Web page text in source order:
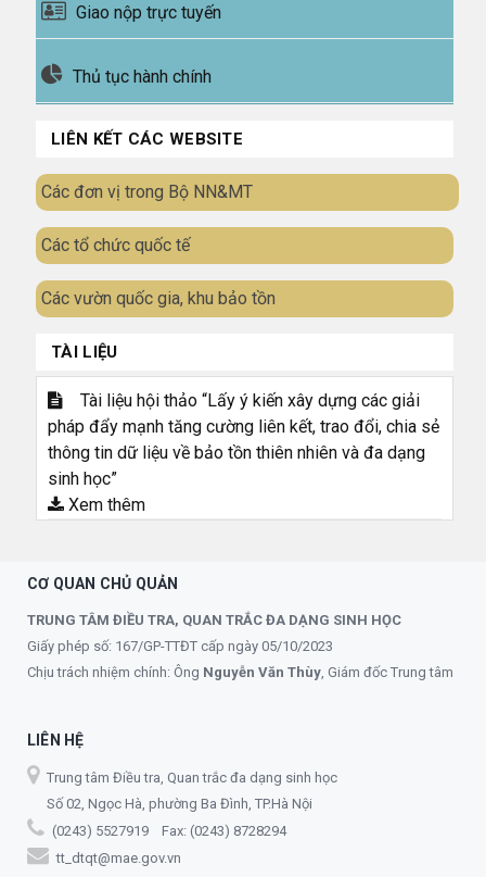
Giao nộp trực tuyến
Thủ tục hành chính
LIÊN KẾT CÁC WEBSITE
Các đơn vị trong Bộ NN&MT
Các tổ chức quốc tế
Các vườn quốc gia, khu bảo tồn
TÀI LIỆU
Tài liệu hội thảo “Lấy ý kiến xây dựng các giải
pháp đẩy mạnh tăng cường liên kết, trao đổi, chia sẻ
thông tin dữ liệu về bảo tồn thiên nhiên và đa dạng
sinh học”
Xem thêm
CƠ QUAN CHỦ QUẢN
TRUNG TÂM ĐIỀU TRA, QUAN TRẮC ĐA DẠNG SINH HỌC
Giấy phép số: 167/GP-TTĐT cấp ngày 05/10/2023
Chịu trách nhiệm chính: Ông Nguyễn Văn Thùy , Giám đốc Trung tâm
LIÊN HỆ
Trung tâm Điều tra, Quan trắc đa dạng sinh học
Số 02, Ngọc Hà, phường Ba Đình, TP.Hà Nội
(0243) 5527919 Fax: (0243) 8728294
tt_dtqt@mae.gov.vn